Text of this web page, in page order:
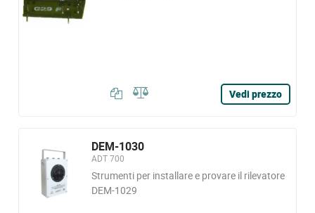
Vedi prezzo
DEM-1030
ADT 700
Strumenti per installare e provare il rilevatore
DEM-1029